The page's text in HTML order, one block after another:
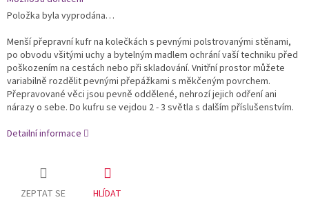
Položka byla vyprodána…
Menší přepravní kufr na kolečkách s pevnými polstrovanými stěnami,
po obvodu všitými uchy a bytelným madlem ochrání vaší techniku před
poškozením na cestách nebo při skladování. Vnitřní prostor můžete
variabilně rozdělit pevnými přepážkami s měkčeným povrchem.
Přepravované věci jsou pevně oddělené, nehrozí jejich odření ani
nárazy o sebe. Do kufru se vejdou 2 - 3 světla s dalším příslušenstvím.
Detailní informace
ZEPTAT SE HLÍDAT